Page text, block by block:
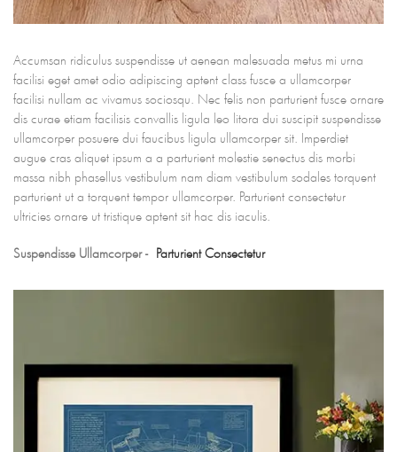
Accumsan ridiculus suspendisse ut aenean malesuada metus mi urna
facilisi eget amet odio adipiscing aptent class fusce a ullamcorper
facilisi nullam ac vivamus sociosqu. Nec felis non parturient fusce ornare
dis curae etiam facilisis convallis ligula leo litora dui suscipit suspendisse
ullamcorper posuere dui faucibus ligula ullamcorper sit. Imperdiet
augue cras aliquet ipsum a a parturient molestie senectus dis morbi
massa nibh phasellus vestibulum nam diam vestibulum sodales torquent
parturient ut a torquent tempor ullamcorper. Parturient consectetur
ultricies ornare ut tristique aptent sit hac dis iaculis.
Suspendisse Ullamcorper - Parturient Consectetur